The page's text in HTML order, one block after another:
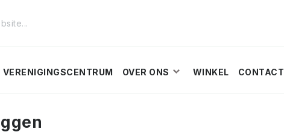
VERENIGINGSCENTRUM OVER ONS WINKEL CONTACT